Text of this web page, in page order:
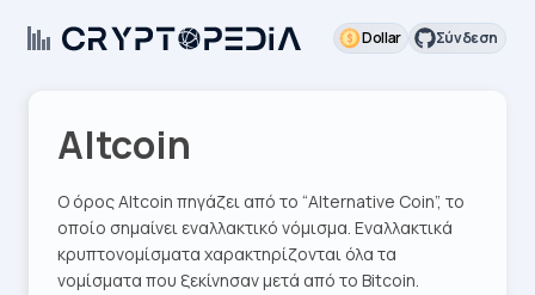
Dollar Σύνδεση
Altcoin
Ο όρος Altcoin πηγάζει από το “Alternative Coin”, το
οποίο σημαίνει εναλλακτικό νόμισμα. Εναλλακτικά
κρυπτονομίσματα χαρακτηρίζονται όλα τα
νομίσματα που ξεκίνησαν μετά από το Bitcoin.